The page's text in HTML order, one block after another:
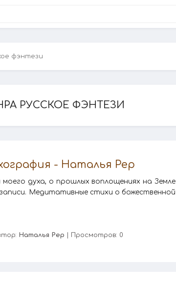
фэнтези
РУССКОЕ ФЭНТЕЗИ
- Наталья Рер
духа, о прошлых воплощениях на Земле
записи. Медитативные стихи о божественной
Наталья Рер | Просмотров: 0